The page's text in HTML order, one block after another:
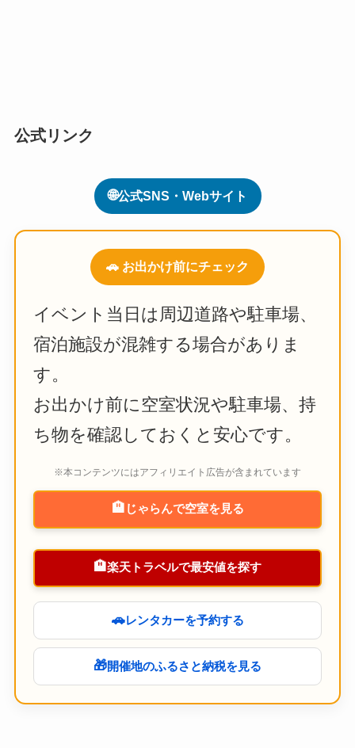
公式リンク
🌐公式SNS・Webサイト
🚗 お出かけ前にチェック
イベント当日は周辺道路や駐車場、
宿泊施設が混雑する場合がありま
す。
お出かけ前に空室状況や駐車場、持
ち物を確認しておくと安心です。
※本コンテンツにはアフィリエイト広告が含まれています
🏨 じゃらんで空室を見る
🏨楽天トラベルで最安値を探す
🚗レンタカーを予約する
🎁開催地のふるさと納税を見る